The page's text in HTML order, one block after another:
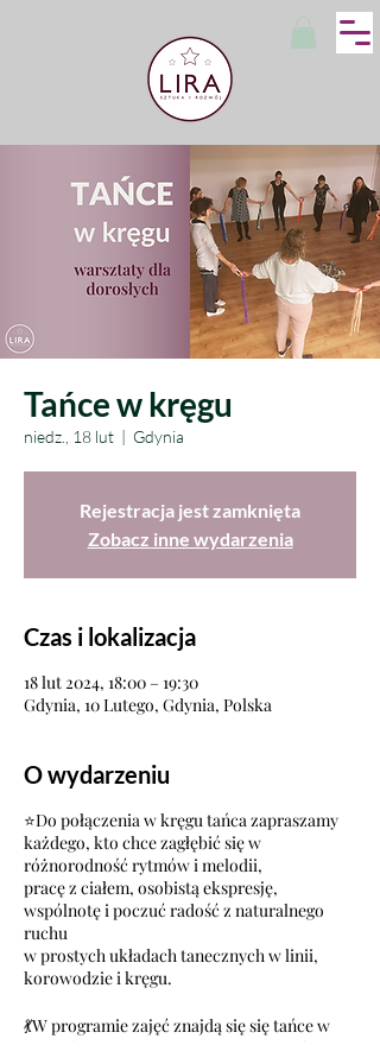
Tańce w kręgu
niedz., 18 lut
  |
Gdynia
Rejestracja jest zamknięta
Zobacz inne wydarzenia
Czas i lokalizacja
18 lut 2024, 18:00 – 19:30
Gdynia, 10 Lutego, Gdynia, Polska
O wydarzeniu
⭐Do połączenia w kręgu tańca zapraszamy
każdego, kto chce zagłębić się w
różnorodność rytmów i melodii,
pracę z ciałem, osobistą ekspresję,
wspólnotę i poczuć radość z naturalnego
ruchu
w prostych układach tanecznych w linii,
korowodzie i kręgu.
💃W programie zajęć znajdą się się tańce w